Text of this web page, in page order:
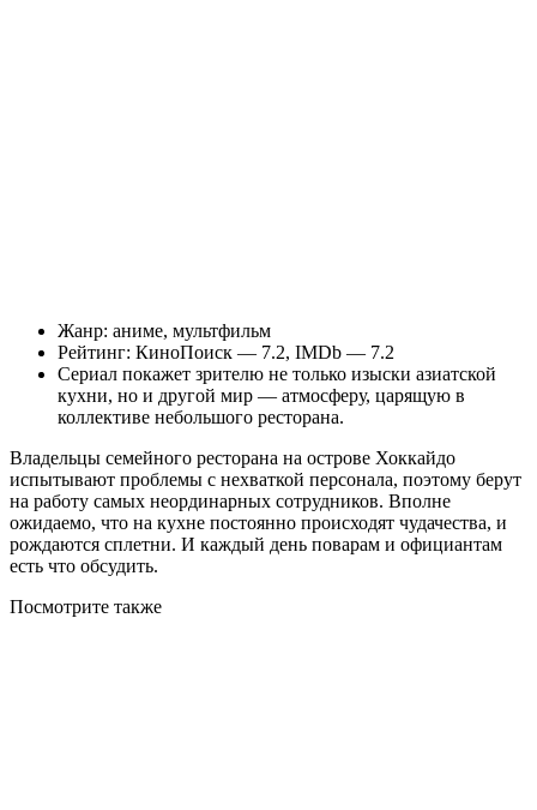
Жанр: аниме, мультфильм
Рейтинг: КиноПоиск — 7.2, IMDb — 7.2
Сериал покажет зрителю не только изыски азиатской
кухни, но и другой мир — атмосферу, царящую в
коллективе небольшого ресторана.
Владельцы семейного ресторана на острове Хоккайдо
испытывают проблемы с нехваткой персонала, поэтому берут
на работу самых неординарных сотрудников. Вполне
ожидаемо, что на кухне постоянно происходят чудачества, и
рождаются сплетни. И каждый день поварам и официантам
есть что обсудить.
Посмотрите также